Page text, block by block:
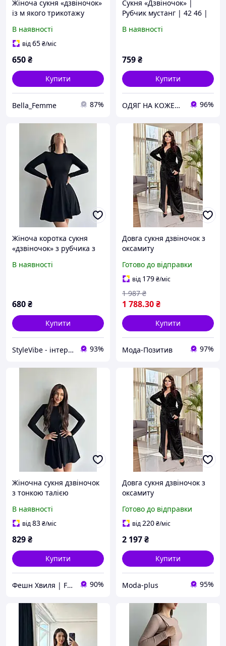
Жіноча сукня «дзвіночок»
із м якого трикотажу
В наявності
від65₴/міс
650₴
Купити
Bella_Femme 87%
Сукня «Дзвіночок» |
Рубчик мустанг | 42 46 |
Білий
В наявності
759₴
Купити
ОДЯГ НА КОЖЕН ДЕНЬ 96%
Жіноча коротка сукня
«дзвіночок» з рубчика з
В наявності
680₴
Купити
StyleVibe - інтернет-магазин жіночого одягу 93%
Довга сукня дзвіночок з
оксамиту
Готово до відправки
від 179₴/міс
1 788.30₴
1 987 ₴
Купити
Мода-Позитив 97%
Жіночна сукня дзвіночок
з тонкою талією
В наявності
від83₴/міс
829₴
Купити
Фешн Хвиля | Fashion Wave 90%
Довга сукня дзвіночок з
оксамиту
Готово до відправки
від220₴/міс
2 197₴
Купити
Moda-plus 95%